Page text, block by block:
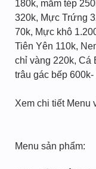
180k, mắm tép
320k, Mực Trứng
70k, Mực khô
Tiên Yên 110k,
chỉ vàng 220k, Cá
trâu gác bếp
Xem chi tiết Menu
Menu sản phẩm: